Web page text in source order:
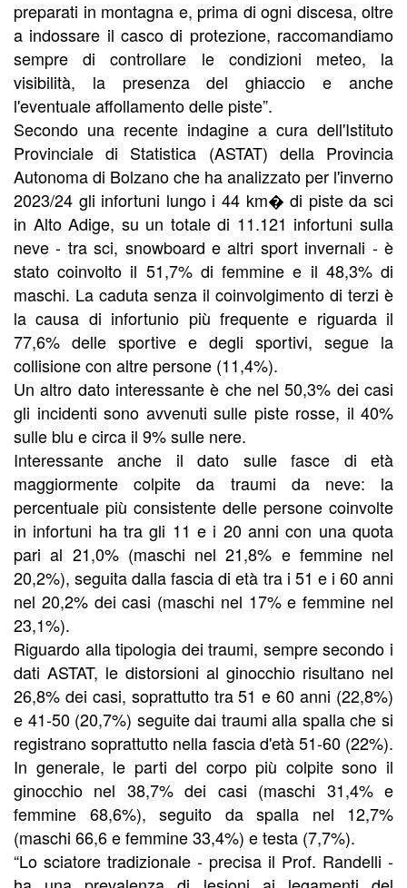
preparati in montagna e, prima di ogni discesa, oltre
a indossare il casco di protezione, raccomandiamo
sempre di controllare le condizioni meteo, la
visibilità, la presenza del ghiaccio e anche
l'eventuale affollamento delle piste”.
Secondo una recente indagine a cura dell'Istituto
Provinciale di Statistica (ASTAT) della Provincia
Autonoma di Bolzano che ha analizzato per l'inverno
2023/24 gli infortuni lungo i 44 km� di piste da sci
in Alto Adige, su un totale di 11.121 infortuni sulla
neve - tra sci, snowboard e altri sport invernali - è
stato coinvolto il 51,7% di femmine e il 48,3% di
maschi. La caduta senza il coinvolgimento di terzi è
la causa di infortunio più frequente e riguarda il
77,6% delle sportive e degli sportivi, segue la
collisione con altre persone (11,4%).
Un altro dato interessante è che nel 50,3% dei casi
gli incidenti sono avvenuti sulle piste rosse, il 40%
sulle blu e circa il 9% sulle nere.
Interessante anche il dato sulle fasce di età
maggiormente colpite da traumi da neve: la
percentuale più consistente delle persone coinvolte
in infortuni ha tra gli 11 e i 20 anni con una quota
pari al 21,0% (maschi nel 21,8% e femmine nel
20,2%), seguita dalla fascia di età tra i 51 e i 60 anni
nel 20,2% dei casi (maschi nel 17% e femmine nel
23,1%).
Riguardo alla tipologia dei traumi, sempre secondo i
dati ASTAT, le distorsioni al ginocchio risultano nel
26,8% dei casi, soprattutto tra 51 e 60 anni (22,8%)
e 41-50 (20,7%) seguite dai traumi alla spalla che si
registrano soprattutto nella fascia d'età 51-60 (22%).
In generale, le parti del corpo più colpite sono il
ginocchio nel 38,7% dei casi (maschi 31,4% e
femmine 68,6%), seguito da spalla nel 12,7%
(maschi 66,6 e femmine 33,4%) e testa (7,7%).
“Lo sciatore tradizionale - precisa il Prof. Randelli -